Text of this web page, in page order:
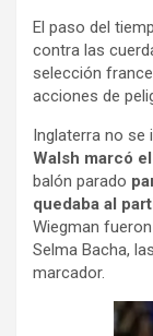
El paso del
contra las
selección
acciones de
Inglaterra no se
Walsh marcó
balón parado
quedaba al
Wiegman
Selma Bacha,
marcador.